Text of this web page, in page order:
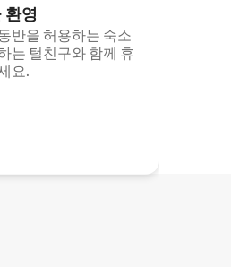
환영
반을 허용하는 숙소
는 털친구와 함께 휴
요.